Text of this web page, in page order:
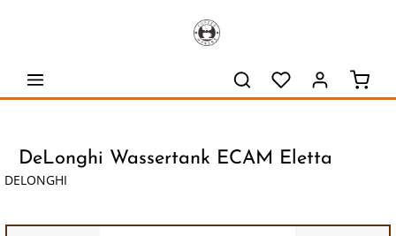
DeLonghi Wassertank ECAM Eletta
DELONGHI